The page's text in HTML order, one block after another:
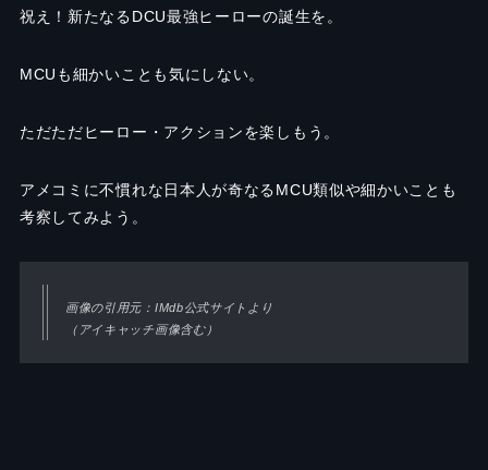
祝え！新たなるDCU最強ヒーローの誕生を。
MCUも細かいことも気にしない。
ただただヒーロー・アクションを楽しもう。
アメコミに不慣れな日本人が奇なるMCU類似や細かいことも
考察してみよう。
画像の引用元：IMdb公式サイトより
（アイキャッチ画像含む）